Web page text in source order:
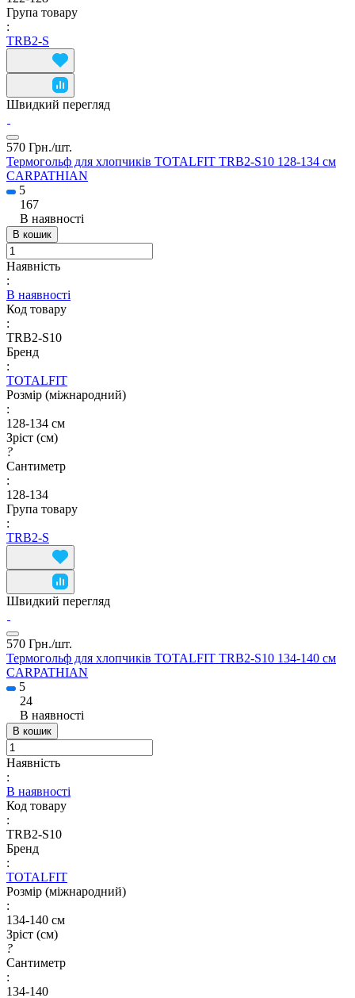
Група товару
:
TRB2-S
Швидкий перегляд
570 Грн./шт.
Термогольф для хлопчиків TOTALFIT TRB2-S10 128-134 см
CARPATHIAN
5
167
В наявності
В кошик
Наявність
:
В наявності
Код товару
:
TRB2-S10
Бренд
:
TOTALFIT
Розмір (міжнародний)
:
128-134 см
Зріст (см)
?
Сантиметр
:
128-134
Група товару
:
TRB2-S
Швидкий перегляд
570 Грн./шт.
Термогольф для хлопчиків TOTALFIT TRB2-S10 134-140 см
CARPATHIAN
5
24
В наявності
В кошик
Наявність
:
В наявності
Код товару
:
TRB2-S10
Бренд
:
TOTALFIT
Розмір (міжнародний)
:
134-140 см
Зріст (см)
?
Сантиметр
:
134-140